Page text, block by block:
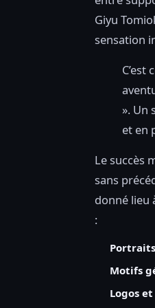
Giyu
sensation
». Un
et en
Le succès
sans
donné lieu
:
Motifs
Logos